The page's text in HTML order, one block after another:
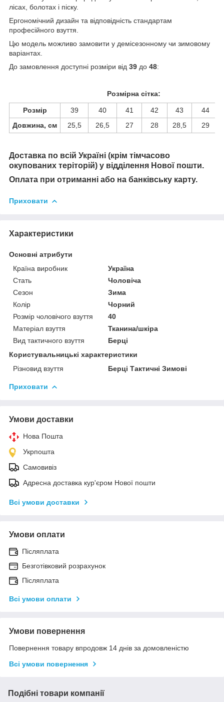
лісах, болотах і піску.
Ергономічний дизайн та відповідність стандартам
професійного взуття.
Цю модель можливо замовити у демісезонному чи зимовому
варіантах.
До замовлення доступні розміри від 39 до 48:
Розмірна сітка:
Розмір 39 40 41 42 43
44
Довжина, см
25,5 26,5 27 28 28,5 29
Доставка по всій Україні (крім тімчасово
окупованих теріторій) у відділення Нової пошти.
Оплата при отриманні або на банківську карту.
Приховати
Характеристики
Основні атрибути
Країна виробник
Україна
Стать
Чоловіча
Сезон
Зима
Колір
Чорний
Розмір чоловічого взуття
40
Матеріал взуття
Тканина/шкіра
Вид тактичного взуття
Берці
Користувальницькі характеристики
Різновид взуття
Берці Тактичні Зимові
Приховати
Умови доставки
Нова Пошта
Укрпошта
Самовивіз
Адресна доставка кур'єром Нової пошти
Всі умови доставки
Умови оплати
Післяплата
Безготівковий розрахунок
Післяплата
Всі умови оплати
Умови повернення
Повернення товару впродовж 14 днів за домовленістю
Всі умови повернення
Подібні товари компанії